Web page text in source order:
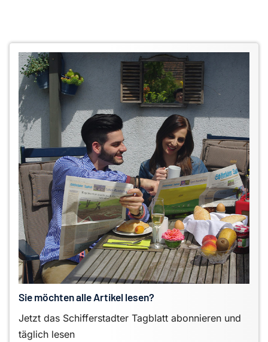
Sie möchten alle Artikel lesen?
Jetzt das Schifferstadter Tagblatt abonnieren und
täglich lesen